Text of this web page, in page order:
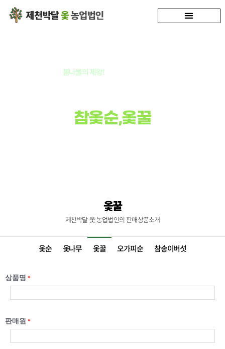
봄나물의 제왕!봄이 주는 보약! 옻순
참옻순,옻꿀
옻꿀
제천박달 옻 농업법인의 판매상품소개
옻순 옻나무 옻꿀 오가피순 참송이버섯
상품명 *
판매원 *